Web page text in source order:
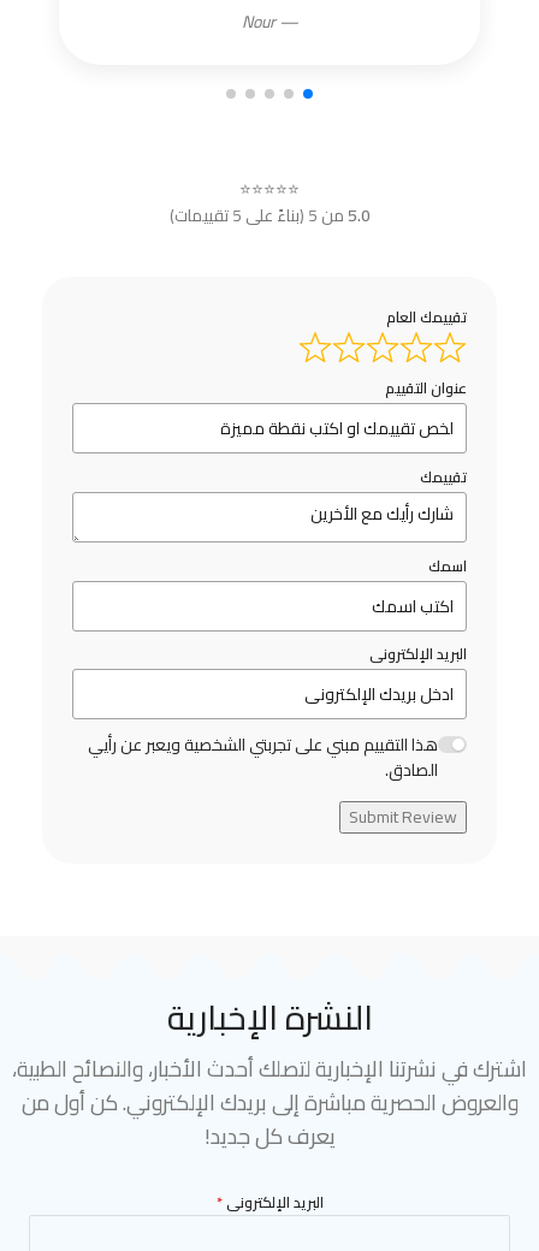
— Nour
⭐⭐⭐⭐⭐
5.0من 5 (بناءً على 5 تقييمات)
تقييمك العام
عنوان التقييم
تقييمك
اسمك
البريد الإلكترونى
هذا التقييم مبني على تجربتي الشخصية ويعبر عن رأيي
الصادق.
Submit Review
النشرة الإخبارية
اشترك في نشرتنا الإخبارية لتصلك أحدث الأخبار، والنصائح الطبية،
والعروض الحصرية مباشرة إلى بريدك الإلكتروني. كن أول من
يعرف كل جديد!
البريد الإلكترونى*